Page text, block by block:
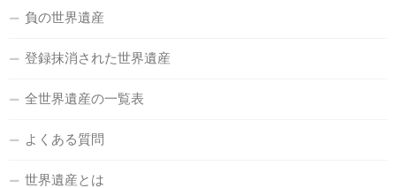
負の世界遺産
登録抹消された世界遺産
全世界遺産の一覧表
よくある質問
世界遺産とは